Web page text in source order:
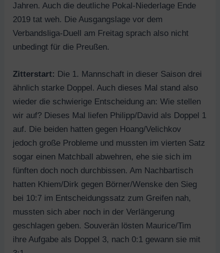
Jahren. Auch die deutliche Pokal-Niederlage Ende
2019 tat weh. Die Ausgangslage vor dem
Verbandsliga-Duell am Freitag sprach also nicht
unbedingt für die Preußen.
Zitterstart: Die 1. Mannschaft in dieser Saison drei
ähnlich starke Doppel. Auch dieses Mal stand also
wieder die schwierige Entscheidung an: Wie stellen
wir auf? Dieses Mal liefen Philipp/David als Doppel 1
auf. Die beiden hatten gegen Hoang/Velichkov
jedoch große Probleme und mussten im vierten Satz
sogar einen Matchball abwehren, ehe sie sich im
fünften doch noch durchbissen. Am Nachbartisch
hatten Khiem/Dirk gegen Börner/Wenske den Sieg
bei 10:7 im Entscheidungssatz zum Greifen nah,
mussten sich aber noch in der Verlängerung
geschlagen geben. Souverän lösten Maurice/Tim
ihre Aufgabe als Doppel 3, nach 0:1 gewann sie mit